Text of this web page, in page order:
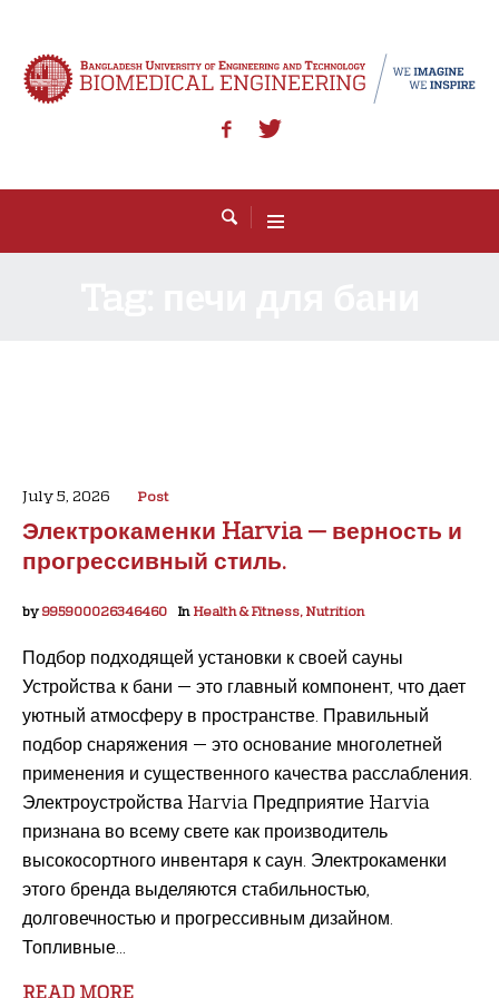
July 5, 2026 Post
Электрокаменки Harvia — верность и
прогрессивный стиль.
by 995900026346460 In Health & Fitness, Nutrition
Подбор подходящей установки к своей сауны
Устройства к бани — это главный компонент, что дает
уютный атмосферу в пространстве. Правильный
подбор снаряжения — это основание многолетней
применения и существенного качества расслабления.
Электроустройства Harvia Предприятие Harvia
признана во всему свете как производитель
высокосортного инвентаря к саун. Электрокаменки
этого бренда выделяются стабильностью,
долговечностью и прогрессивным дизайном.
Топливные...
READ MORE